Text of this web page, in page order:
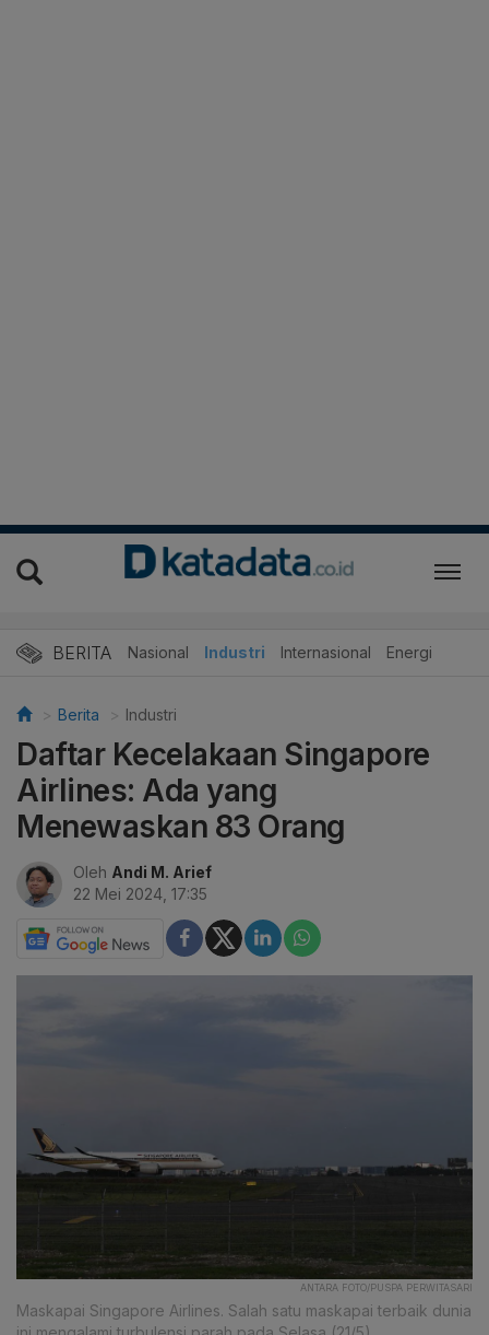
BERITA Nasional Industri Internasional Energi
Berita Industri
Daftar Kecelakaan Singapore
Airlines: Ada yang
Menewaskan 83 Orang
Oleh Andi M. Arief
22 Mei 2024, 17:35
ANTARA FOTO/PUSPA PERWITASARI
Maskapai Singapore Airlines. Salah satu maskapai terbaik dunia